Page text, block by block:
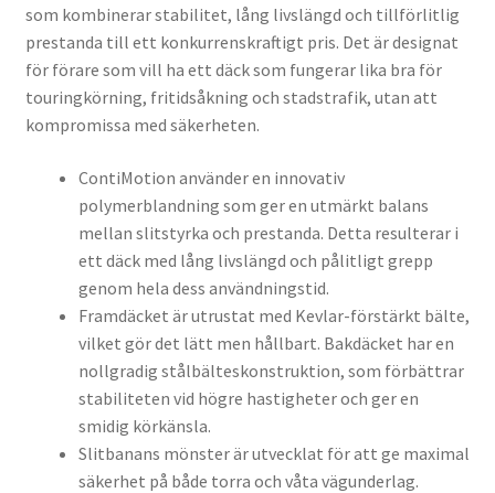
som kombinerar stabilitet, lång livslängd och tillförlitlig
prestanda till ett konkurrenskraftigt pris. Det är designat
för förare som vill ha ett däck som fungerar lika bra för
touringkörning, fritidsåkning och stadstrafik, utan att
kompromissa med säkerheten.
ContiMotion använder en innovativ
polymerblandning som ger en utmärkt balans
mellan slitstyrka och prestanda. Detta resulterar i
ett däck med lång livslängd och pålitligt grepp
genom hela dess användningstid.
Framdäcket är utrustat med Kevlar-förstärkt bälte,
vilket gör det lätt men hållbart. Bakdäcket har en
nollgradig stålbälteskonstruktion, som förbättrar
stabiliteten vid högre hastigheter och ger en
smidig körkänsla.
Slitbanans mönster är utvecklat för att ge maximal
säkerhet på både torra och våta vägunderlag.